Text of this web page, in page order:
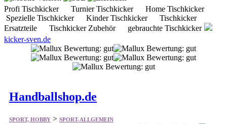
Profi Tischkicker Turnier Tischkicker Home Tischkicker
Spezielle Tischkicker Kinder Tischkicker Tischkicker
Ersatzteile Tischkicker Zubehör gebrauchte Tischkicker
kicker-sven.de
Handballshop.de
SPORT, HOBBY > SPORT-ALLGEMEIN